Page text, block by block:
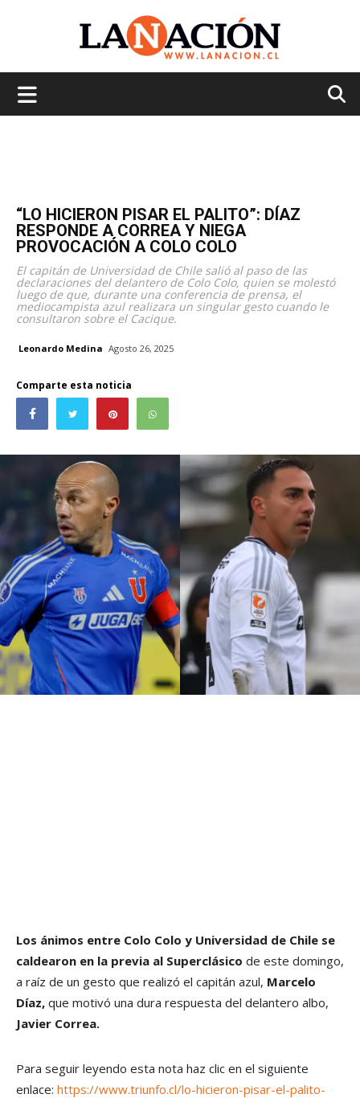
“LO HICIERON PISAR EL PALITO”: DÍAZ
RESPONDE A CORREA Y NIEGA
PROVOCACIÓN A COLO COLO
El capitán de Universidad de Chile salió al paso de las
declaraciones del delantero de Colo Colo, quien se molestó
luego de que, durante una conferencia de prensa, el
mediocampista azul realizara un singular gesto cuando le
consultaron sobre el Cacique.
Leonardo Medina Agosto 26, 2025
Comparte esta noticia
Los ánimos entre Colo Colo y Universidad de Chile se
caldearon en la previa al Superclásico de este domingo,
a raíz de un gesto que realizó el capitán azul, Marcelo
Díaz, que motivó una dura respuesta del delantero albo,
Javier Correa.
Para seguir leyendo esta nota haz clic en el siguiente
enlace: https://www.triunfo.cl/lo-hicieron-pisar-el-palito-